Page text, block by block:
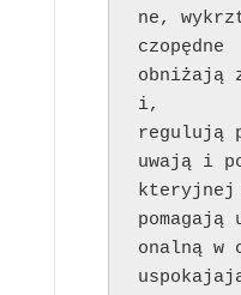
ne,
czopędne
obniżają
i,
regulują
uwają i
pomagają
onalną w